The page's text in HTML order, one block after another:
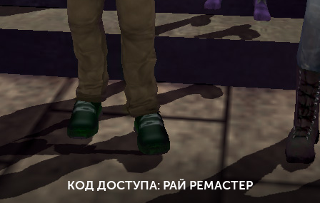
КОД ДОСТУПА: РАЙ РЕМАСТЕР